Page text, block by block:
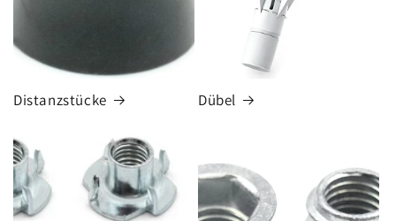
Distanzstücke Dübel